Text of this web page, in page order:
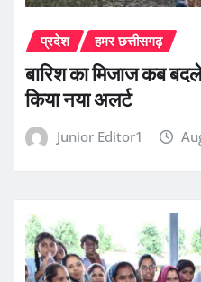
प्रदेश हमर छत्तीसगढ़
बारिश का मिजाज कब
किया नया अलर्ट
Junior Editor1